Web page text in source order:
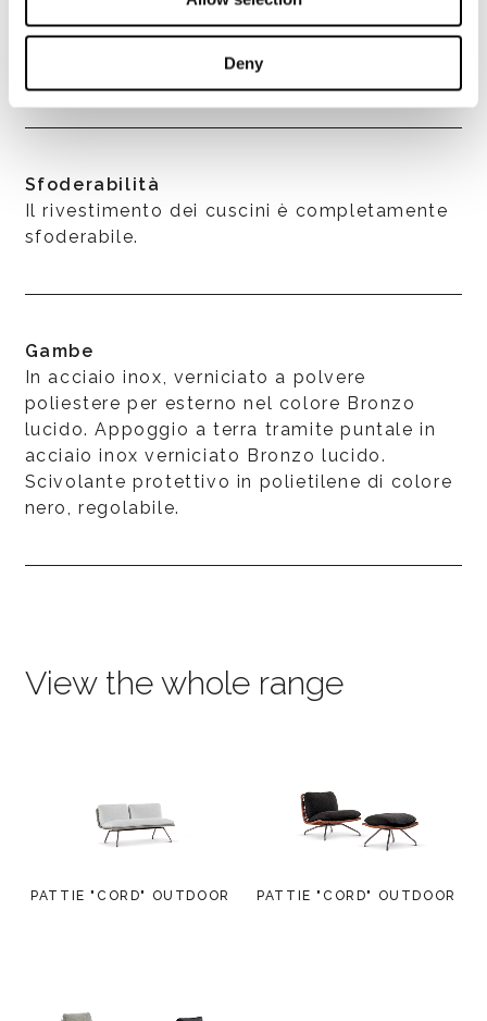
Deny
seduta e schienale sono uniti tra loro mezzo
cerniera e sono fissati alla struttura tramite
Sfoderabilità
Il rivestimento dei cuscini è completamente
sfoderabile.
Gambe
In acciaio inox, verniciato a polvere
poliestere per esterno nel colore Bronzo
lucido. Appoggio a terra tramite puntale in
acciaio inox verniciato Bronzo lucido.
Scivolante protettivo in polietilene di colore
nero, regolabile.
View the whole range
PATTIE "CORD" OUTDOOR PATTIE "CORD" OUTDOOR